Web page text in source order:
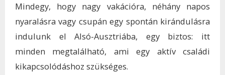
Mindegy, hogy nagy vakációra, néhány napos
nyaralásra vagy csupán egy spontán kirándulásra
indulunk el Alsó-Ausztriába, egy biztos: itt
minden megtalálható, ami egy aktív családi
kikapcsolódáshoz szükséges.